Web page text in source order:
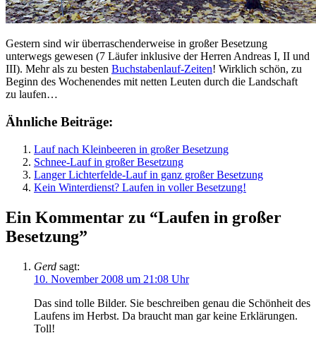
Gestern sind wir überraschenderweise in großer Besetzung
unterwegs gewesen (7 Läufer inklusive der Herren Andreas I, II und
III). Mehr als zu besten Buchstabenlauf-Zeiten! Wirklich schön, zu
Beginn des Wochenendes mit netten Leuten durch die Landschaft
zu laufen…
Ähnliche Beiträge:
Lauf nach Kleinbeeren in großer Besetzung
Schnee-Lauf in großer Besetzung
Langer Lichterfelde-Lauf in ganz großer Besetzung
Kein Winterdienst? Laufen in voller Besetzung!
Ein Kommentar zu “Laufen in großer
Besetzung”
Gerd sagt:
10. November 2008 um 21:08 Uhr
Das sind tolle Bilder. Sie beschreiben genau die Schönheit des
Laufens im Herbst. Da braucht man gar keine Erklärungen.
Toll!